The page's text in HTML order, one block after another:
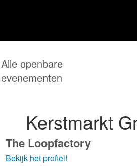
Alle openbare
evenementen
Kerstmarkt
The Loopfactory
Bekijk het profiel!